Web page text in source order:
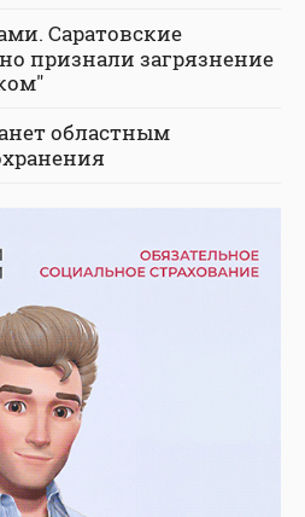
Саратовские
признали загрязнение
областным